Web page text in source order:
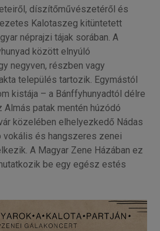
díszítőművészetéről és
Kalotaszeg kitüntetett
néprajzi tájak sorában. A
között elnyúló
negyven, részben vagy
település tartozik. Egymástól
kistája – a Bánffyhunyadtól délre
Almás patak mentén húzódó
közelében elhelyezkedő Nádas
vokális és hangszeres zenei
A Magyar Zene Házában ez
be egy egész estés